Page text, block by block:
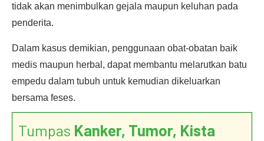
tidak akan menimbulkan gejala maupun keluhan pada
penderita.
Dalam kasus demikian, penggunaan obat-obatan baik
medis maupun herbal, dapat membantu melarutkan batu
empedu dalam tubuh untuk kemudian dikeluarkan
bersama feses.
Tumpas Kanker, Tumor, Kista